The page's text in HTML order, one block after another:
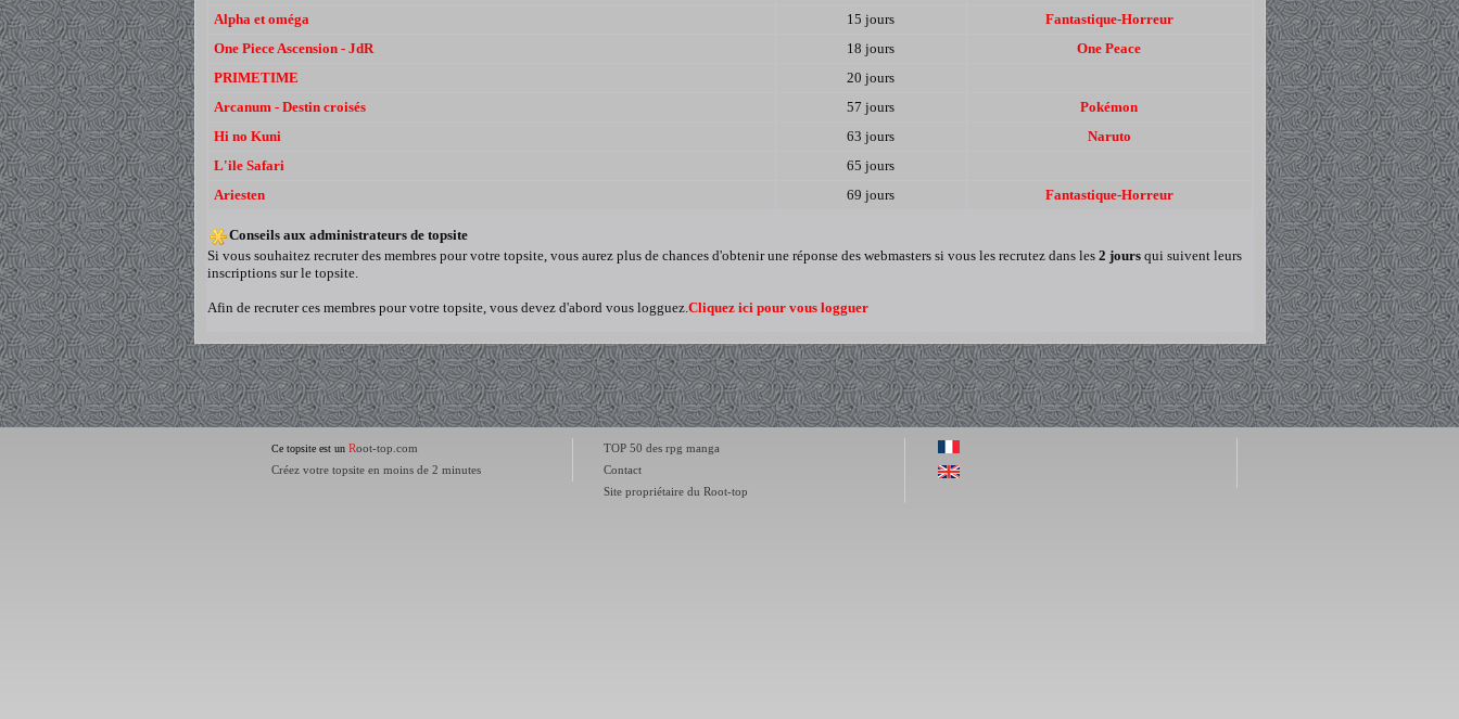
Alpha et oméga
15 jours
Fantastique-Horreur
One Piece Ascension - JdR
18 jours
One Peace
PRIMETIME
20 jours
Arcanum - Destin croisés
57 jours
Pokémon
Hi no Kuni
63 jours
Naruto
L'ile Safari
65 jours
Ariesten
69 jours Fantastique-Horreur
Conseils aux administrateurs de topsite
Si vous souhaitez recruter des membres pour votre topsite, vous aurez plus de chances d'obtenir une réponse des webmasters si vous les recrutez dans les 2 joursqui suivent leurs
inscriptions sur le topsite.
Afin de recruter ces membres pour votre topsite, vous devez d'abord vous logguez. Cliquez ici pour vous logguer
Ce topsite est un Root-top.com
Créez votre topsite en moins de 2 minutes
TOP 50 des rpg manga
Contact
Site propriétaire du Root-top